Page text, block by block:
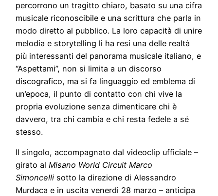
percorrono un tragitto chiaro, basato su una cifra
musicale riconoscibile e una scrittura che parla in
modo diretto al pubblico. La loro capacità di unire
melodia e storytelling li ha resi una delle realtà
più interessanti del panorama musicale italiano, e
“Aspettami”, non si limita a un discorso
discografico, ma si fa linguaggio ed emblema di
un’epoca, il punto di contatto con chi vive la
propria evoluzione senza dimenticare chi è
davvero, tra chi cambia e chi resta fedele a sé
stesso.
Il singolo, accompagnato dal videoclip ufficiale –
girato al Misano World Circuit Marco
Simoncelli sotto la direzione di Alessandro
Murdaca e in uscita venerdì 28 marzo – anticipa